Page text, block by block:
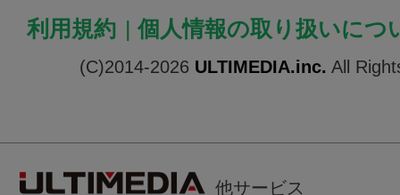
利用規約 | 個人情報の取り扱いにつ
(C)2014-2026 ULTIMEDIA.inc. All
他サービス